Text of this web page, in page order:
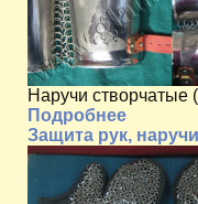
Наручи створчатые
Подробнее
Защита рук,